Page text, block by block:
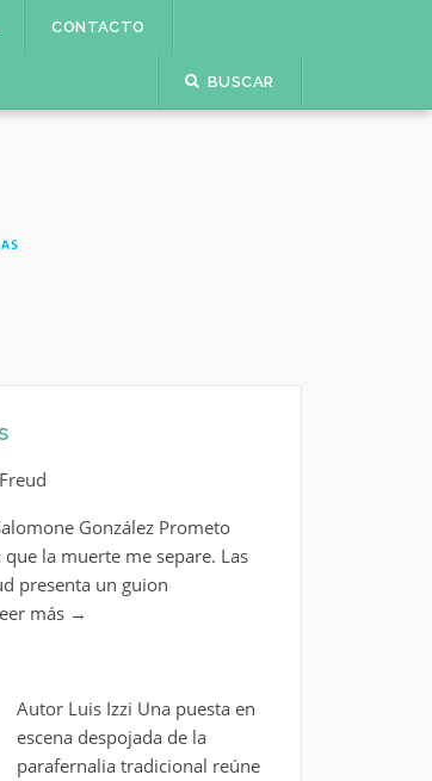
CONTACTO
BUSCAR
González Prometo
la muerte me separe. Las
presenta un guion
más →
Autor Luis Izzi Una puesta en
escena despojada de la
parafernalia tradicional reúne